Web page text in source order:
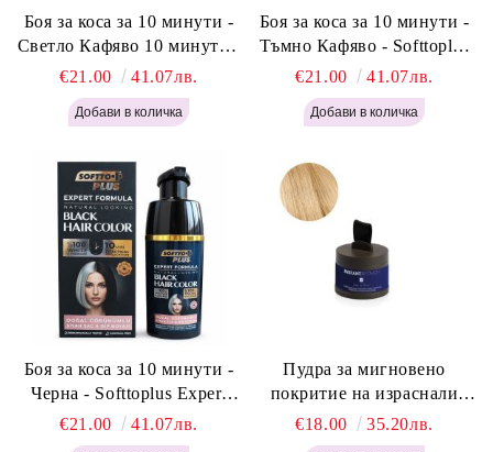
Боя за коса за 10 минути -
Светло Кафяво 10 минути -
Softtoplus Expert Woman
Light Brown 400мл
€21.00 41.07лв.
Боя за коса за 10 минути -
Тъмно Кафяво - Softtoplus
Expert Woman Dark Brown
400 мл
€21.00 41.07лв.
Боя за коса за 10 минути -
Черна - Softtoplus Expert
Woman Black 400мл
€21.00 41.07лв.
Пудра за мигновено
покритие на израснали
корени Светло Русо - Labor
Pro Instant Retouch Powder -
€18.00 35.20лв.